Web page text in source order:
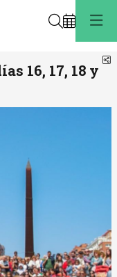
Buscar
16, 17, 18 y